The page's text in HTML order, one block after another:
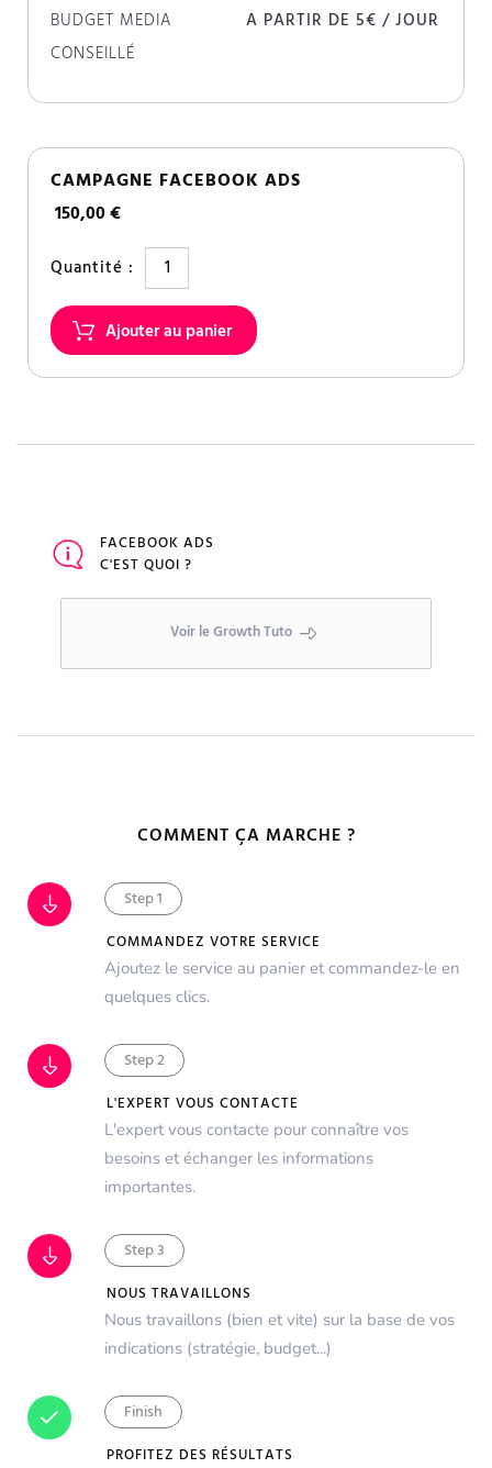
BUDGET MEDIA
CONSEILLÉ
A PARTIR DE 5€ / JOUR
CAMPAGNE FACEBOOK ADS
150,00 €
Quantité :
FACEBOOK ADS
C'EST QUOI ?
Voir le Growth Tuto
COMMENT ÇA MARCHE ?
Step 1
COMMANDEZ VOTRE SERVICE
Ajoutez le service au panier et commandez-le en
quelques clics.
Step 2
L'EXPERT VOUS CONTACTE
L'expert vous contacte pour connaître vos
besoins et échanger les informations
importantes.
Step 3
NOUS TRAVAILLONS
Nous travaillons (bien et vite) sur la base de vos
indications (stratégie, budget...)
Finish
PROFITEZ DES RÉSULTATS